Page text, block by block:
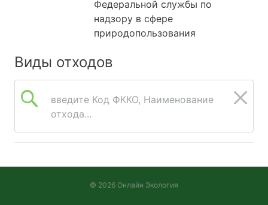
Федеральной службы по
надзору в сфере
природопользования
Виды отходов
введите Код ФККО, Наименование
отхода...
© 2026 Онлайн Экология